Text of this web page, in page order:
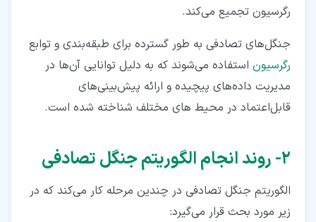
رگرسیون تجمیع می‌کند.
جنگل‌های تصادفی به طور گسترده برای طبقه‌بندی و توابع
رگرسیون استفاده می‌شوند که به دلیل توانایی آن‌ها در
مدیریت داده‌های پیچیده و ارائه پیش‌بینی‌های
قابل‌اعتماد در محیط‌ های مختلف شناخته شده است.
۲‏- روند انجام الگوریتم جنگل تصادفی
الگوریتم جنگل تصادفی در چندین مرحله کار می‌کند که در
زیر مورد بحث قرار می‌گیرد: